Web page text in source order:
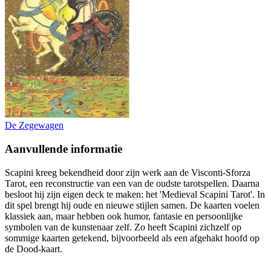
De Zegewagen
Aanvullende informatie
Scapini kreeg bekendheid door zijn werk aan de Visconti-Sforza
Tarot, een reconstructie van een van de oudste tarotspellen. Daarna
besloot hij zijn eigen deck te maken: het 'Medieval Scapini Tarot'. In
dit spel brengt hij oude en nieuwe stijlen samen. De kaarten voelen
klassiek aan, maar hebben ook humor, fantasie en persoonlijke
symbolen van de kunstenaar zelf. Zo heeft Scapini zichzelf op
sommige kaarten getekend, bijvoorbeeld als een afgehakt hoofd op
de Dood-kaart.